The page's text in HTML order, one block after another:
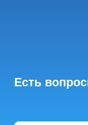
Есть